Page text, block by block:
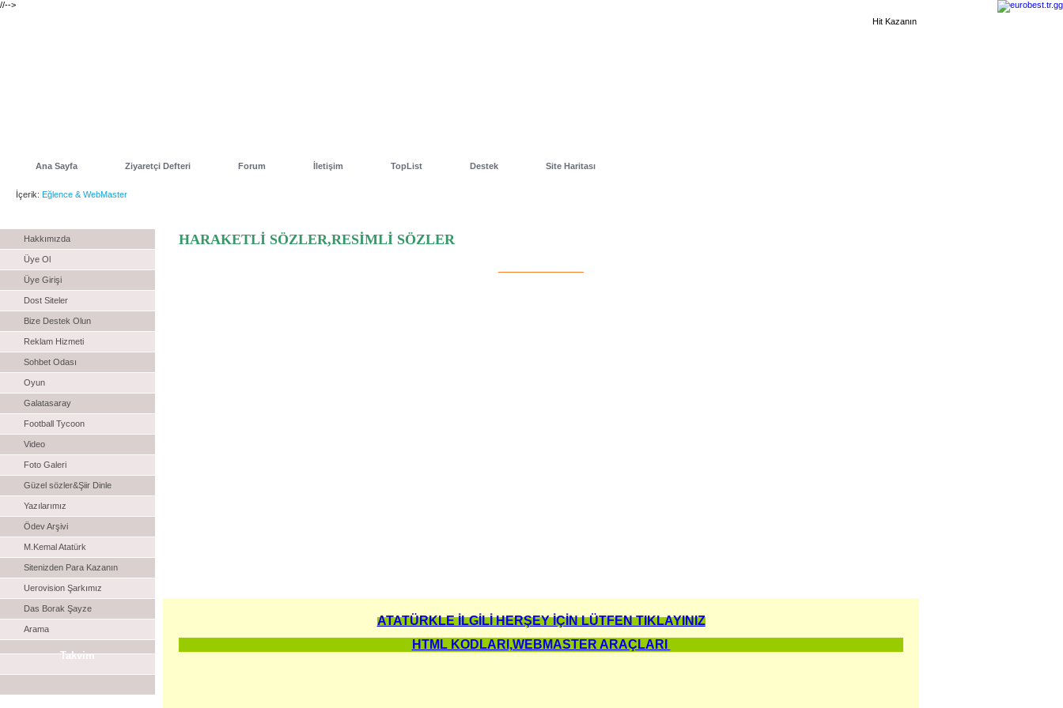
//-->
Hit Kazanın
Ana Sayfa Ziyaretçi Defteri Forum İletişim TopList Destek Site Haritası
İçerik: Eğlence & WebMaster
Hakkımızda
Üye Ol
Üye Girişi
Dost Siteler
Bize Destek Olun
Reklam Hizmeti
Sohbet Odası
Oyun
Galatasaray
Football Tycoon
Video
Foto Galeri
Güzel sözler&Şiir Dinle
Yazılarımız
Ödev Arşivi
M.Kemal Atatürk
Sitenizden Para Kazanın
Uerovision Şarkımız
Das Borak Şayze
Arama
Takvim
HARAKETLİ SÖZLER,RESİMLİ SÖZLER
ATATÜRKLE İLGİLİ HERŞEY İÇİN LÜTFEN TIKLAYINIZ
HTML KODLARI,WEBMASTER ARAÇLARI